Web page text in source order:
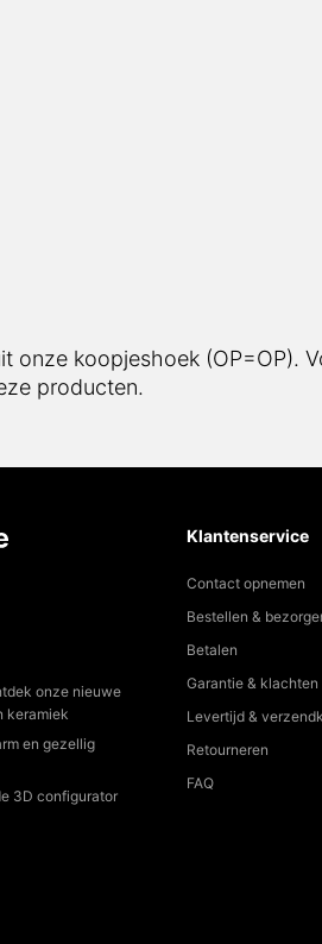
onze koopjeshoek (OP=OP).
producten.
onze nieuwe
keramiek
en gezellig
3D configurator
Klantenservice
Contact opnemen
Bestellen &
Betalen
Garantie & klachten
Levertijd &
Retourneren
FAQ